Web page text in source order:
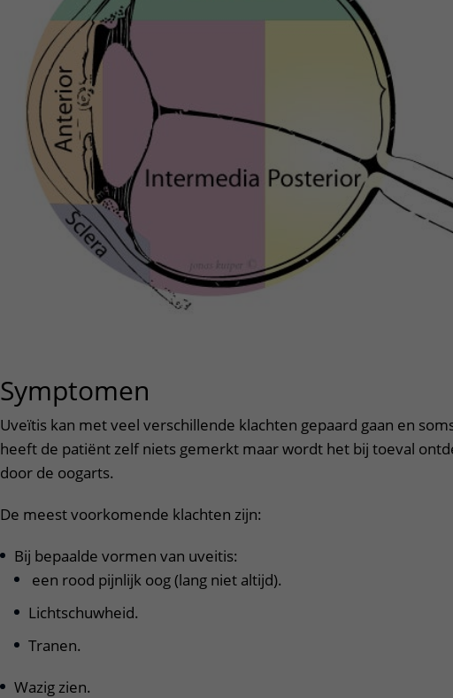
Symptomen
Uveïtis kan met veel verschillende klachten gepaard gaan en
heeft de patiënt zelf niets gemerkt maar wordt het bij toeval
door de oogarts.
De meest voorkomende klachten zijn:
Bij bepaalde vormen van uveitis:
een rood pijnlijk oog (lang niet altijd).
Lichtschuwheid.
Tranen.
Wazig zien.